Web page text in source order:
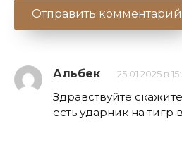
Альбек 25.01.2025 в
Здравствуйте
есть ударник на тигр